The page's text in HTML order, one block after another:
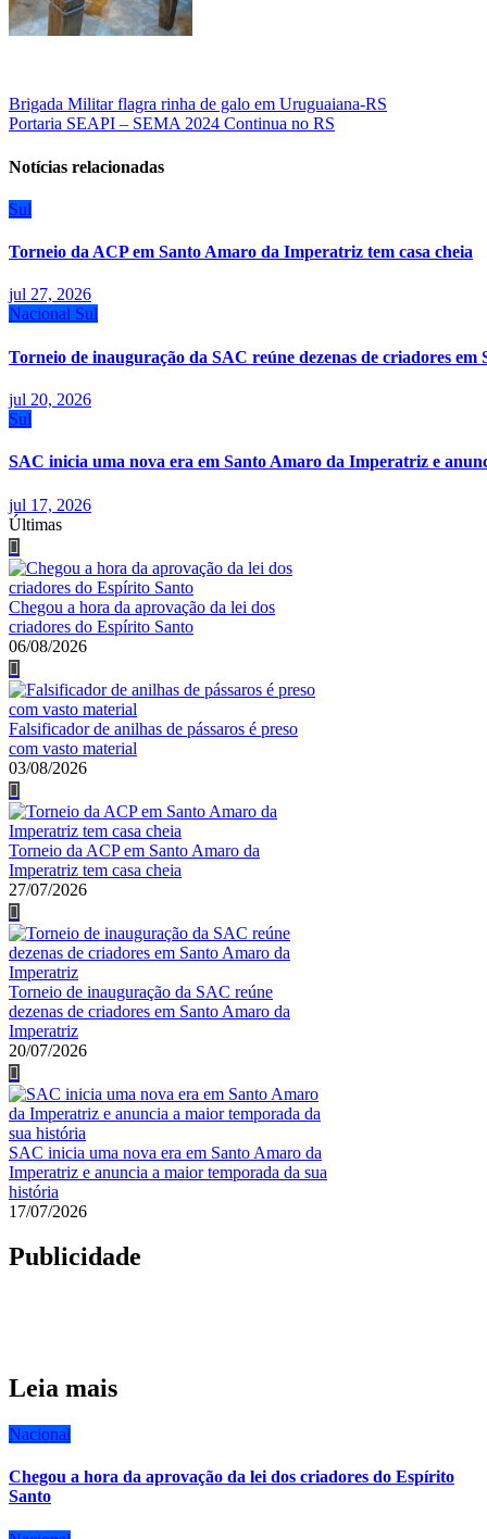
Navegação
de
Post
Brigada Militar flagra rinha de galo em Uruguaiana-RS
Portaria SEAPI – SEMA 2024 Continua no RS
Notícias relacionadas
Sul
Torneio da ACP em Santo Amaro da Imperatriz tem casa cheia
jul 27, 2026
Nacional Sul
Torneio de inauguração da SAC reúne dezenas de criadores
jul 20, 2026
Sul
SAC inicia uma nova era em Santo Amaro da Imperatriz e
jul 17, 2026
Últimas
Chegou a hora da aprovação da lei dos
criadores do Espírito Santo
06/08/2026
Falsificador de anilhas de pássaros é preso
com vasto material
03/08/2026
Torneio da ACP em Santo Amaro da
Imperatriz tem casa cheia
27/07/2026
Torneio de inauguração da SAC reúne
dezenas de criadores em Santo Amaro da
Imperatriz
20/07/2026
SAC inicia uma nova era em Santo Amaro da
Imperatriz e anuncia a maior temporada da sua
história
17/07/2026
Publicidade
Leia mais
Nacional
Chegou a hora da aprovação da lei dos criadores do Espírito
Santo